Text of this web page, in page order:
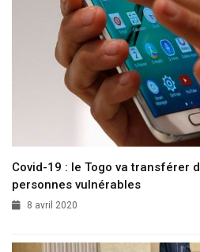
Covid-19 : le Togo va transférer
personnes vulnérables
8 avril 2020